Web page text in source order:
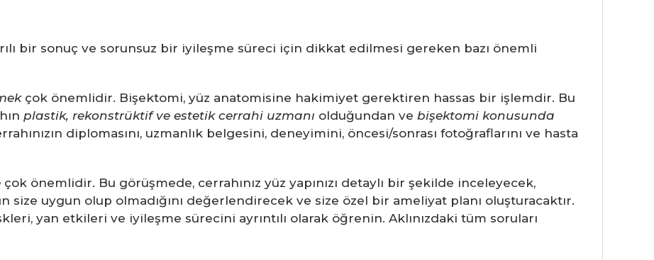
bir sonuç ve sorunsuz bir iyileşme süreci için dikkat edilmesi gereken bazı önemli
çok önemlidir. Bişektomi, yüz anatomisine hakimiyet gerektiren hassas bir işlemdir. Bu
plastik, rekonstrüktif ve estetik cerrahi uzmanı olduğundan ve bişektomi konusunda
diplomasını, uzmanlık belgesini, deneyimini, öncesi/sonrası fotoğraflarını ve hasta
çok önemlidir. Bu görüşmede, cerrahınız yüz yapınızı detaylı bir şekilde inceleyecek,
uygun olup olmadığını değerlendirecek ve size özel bir ameliyat planı oluşturacaktır.
yan etkileri ve iyileşme sürecini ayrıntılı olarak öğrenin. Aklınızdaki tüm soruları